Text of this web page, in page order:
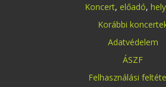
Koncert, előadó,
Korábbi
Adatvédelem
ÁSZF
Felhasználási